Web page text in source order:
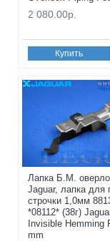
2 080.00р.
Купить
Лапка Б.М.
Jaguar, лапка для
строчки 1,0мм
*08112* (38г)
Invisible Hemming
mm